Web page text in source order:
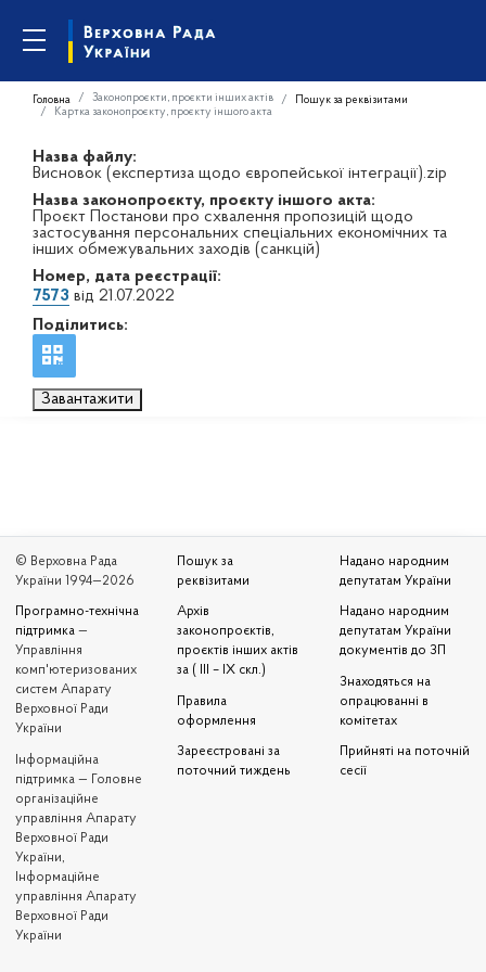
Головна Законопроєкти, проєкти інших актів
Пошук за реквізитами
Картка законопроєкту, проєкту іншого акта
Назва файлу:
Висновок (експертиза щодо європейської інтеграції).zip
Назва законопроєкту, проєкту іншого акта:
Проєкт Постанови про схвалення пропозицій щодо
застосування персональних спеціальних економічних та
інших обмежувальних заходів (санкцій)
Номер, дата реєстрації:
7573 від 21.07.2022
Поділитись:
Завантажити
© Верховна Рада
України 1994—2026
Програмно-технічна
підтримка —
Управління
комп'ютеризованих
систем Апарату
Верховної Ради
України
Iнформаційна
підтримка — Головне
організаційне
управління Апарату
Верховної Ради
України,
Інформаційне
управління Апарату
Верховної Ради
України
Пошук за
реквізитами
Архів
законопроєктів,
проєктів інших актів
за ( III – IX скл.)
Правила
оформлення
Зареєстровані за
поточний тиждень
Надано народним
депутатам України
Надано народним
депутатам України
документів до ЗП
Знаходяться на
опрацюванні в
комітетах
Прийняті на поточній
сесії